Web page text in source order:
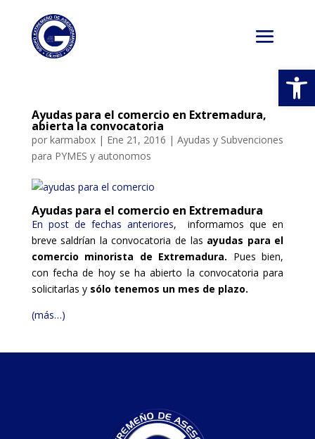
Ayudas para el comercio en Extremadura,
abierta la convocatoria
por karmabox| Ene 21, 2016 | Ayudas y Subvenciones
para PYMES y autonomos
Ayudas para el comercio en Extremadura
En post de fechas anteriores, informamos que en
breve saldrían la convocatoria de las ayudas para el
comercio minorista de Extremadura. Pues bien,
con fecha de hoy se ha abierto la convocatoria para
solicitarlas y sólo tenemos un mes de plazo.
(más…)